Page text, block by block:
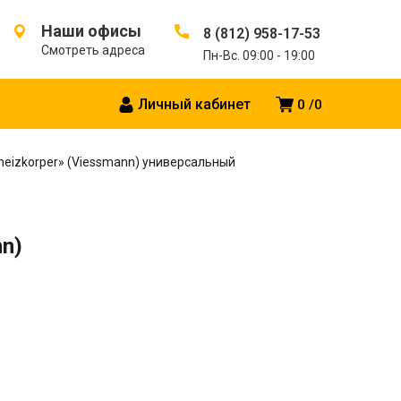
Наши офисы
Смотреть адреса
8 (812) 958-17-53
Пн-Вс. 09:00 - 19:00
0 0
Личный кабинет
(Viessmann) универсальный